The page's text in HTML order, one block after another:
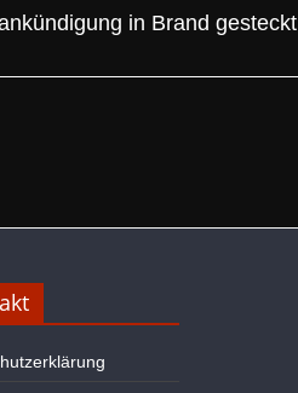
in Brand gesteckt